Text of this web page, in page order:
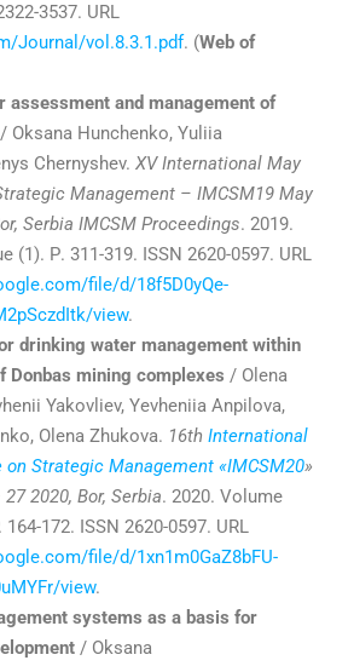
3537. URL
Journal/vol.8.3.1.pdf. (Web of
assessment and management of
/ Oksana Hunchenko, Yuliia
Chernyshev. XV International May
Management – IMCSM19 May
Serbia IMCSM Proceedings. 2019.
(1). Р. 311-319. ISSN 2620-0597. URL
file/d/18f5D0yQe-
view.
drinking water management within
Donbas mining complexes / Olena
Yakovliev, Yevheniia Anpilova,
Olena Zhukova. 16th International
on Strategic Management «IMCSM20»
2020, Bor, Serbia. 2020. Volume
164-172. ISSN 2620-0597. URL
file/d/1xn1m0GaZ8bFU-
view.
systems as a basis for
/ Oksana